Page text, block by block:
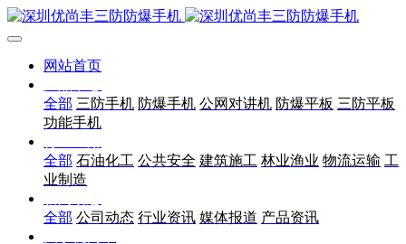
网站首页
全部 三防手机 防爆手机 公网对讲机 防爆平板 三防平板
功能手机
全部 石油化工 公共安全 建筑施工 林业渔业 物流运输 工
业制造
全部 公司动态 行业资讯 媒体报道 产品资讯